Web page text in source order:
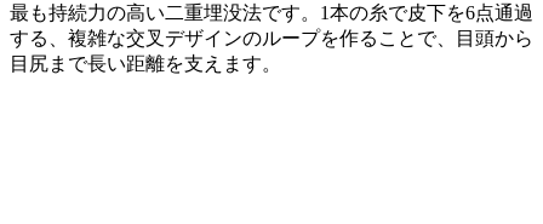
最も持続力の高い二重埋没法です。1本の糸で皮下を6点通過
する、複雑な交叉デザインのループを作ることで、目頭から
目尻まで長い距離を支えます。